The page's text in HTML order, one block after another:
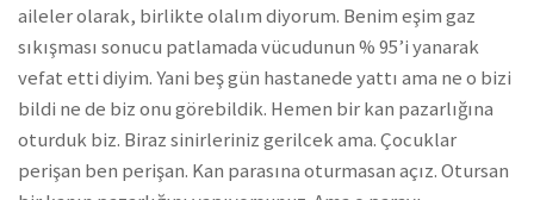
aileler olarak, birlikte olalım diyorum. Benim eşim gaz
sıkışması sonucu patlamada vücudunun % 95’i yanarak
vefat etti diyim. Yani beş gün hastanede yattı ama ne o bizi
bildi ne de biz onu görebildik. Hemen bir kan pazarlığına
oturduk biz. Biraz sinirleriniz gerilcek ama. Çocuklar
perişan ben perişan. Kan parasına oturmasan açız. Otursan